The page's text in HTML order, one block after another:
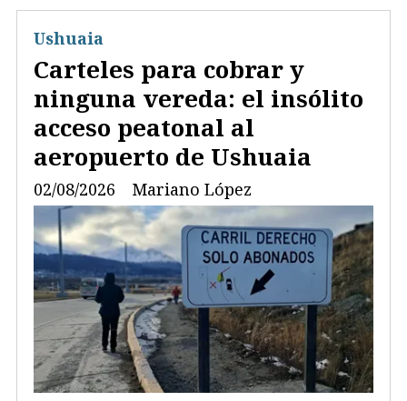
Carteles para cobrar y
ninguna vereda: el insólito
acceso peatonal al
aeropuerto de Ushuaia
Mariano López
Ushuaia
02/08/2026